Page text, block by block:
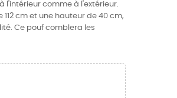
l'intérieur comme à l'extérieur.
cm et une hauteur de 40 cm,
Ce pouf comblera les